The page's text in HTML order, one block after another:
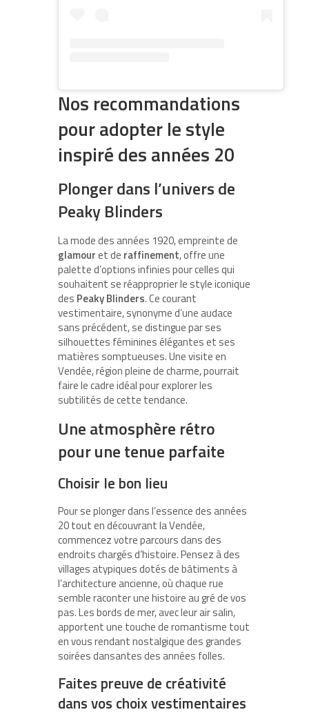
Nos recommandations
pour adopter le style
inspiré des années 20
Plonger dans l’univers de
Peaky Blinders
La mode des années 1920, empreinte de
glamouret de raffinement, offre une
palette d’options infinies pour celles qui
souhaitent se réapproprier le style iconique
des Peaky Blinders. Ce courant
vestimentaire, synonyme d’une audace
sans précédent, se distingue par ses
silhouettes féminines élégantes et ses
matières somptueuses. Une visite en
Vendée, région pleine de charme, pourrait
faire le cadre idéal pour explorer les
subtilités de cette tendance.
Une atmosphère rétro
pour une tenue parfaite
Choisir le bon lieu
Pour se plonger dans l’essence des années
20 tout en découvrant la Vendée,
commencez votre parcours dans des
endroits chargés d’histoire. Pensez à des
villages atypiques dotés de bâtiments à
l’architecture ancienne, où chaque rue
semble raconter une histoire au gré de vos
pas. Les bords de mer, avec leur air salin,
apportent une touche de romantisme tout
en vous rendant nostalgique des grandes
soirées dansantes des années folles.
Faites preuve de créativité
dans vos choix vestimentaires